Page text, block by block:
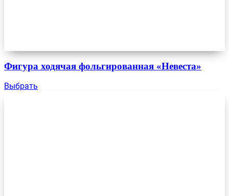
Фигура ходячая фольгированная «Невеста»
Выбрать